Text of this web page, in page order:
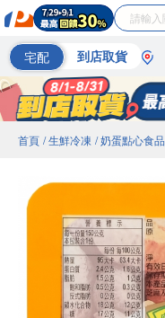
宅配 到店取貨
首頁 / 生鮮冷凍 / 奶蛋點心食品